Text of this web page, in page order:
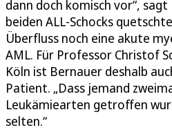
dann doch komisch vor“, sagt
beiden ALL-Schocks
Überfluss noch eine akute
AML. Für Professor Christof
Köln ist Bernauer deshalb
Patient. „Dass jemand
Leukämiearten getroffen
selten.“